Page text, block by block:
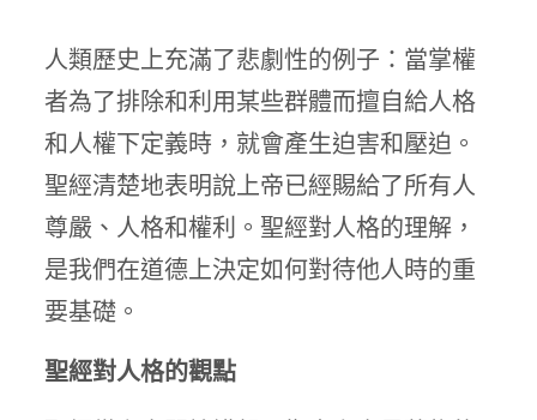
人類歷史上充滿了悲劇性的例子：當掌權
者為了排除和利用某些群體而擅自給人格
和人權下定義時，就會產生迫害和壓迫。
聖經清楚地表明說上帝已經賜給了所有人
尊嚴、人格和權利。聖經對人格的理解，
是我們在道德上決定如何對待他人時的重
要基礎。
聖經對人格的觀點